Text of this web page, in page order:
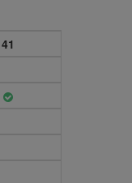
41